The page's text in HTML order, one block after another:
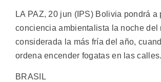
LA PAZ, 20 jun (IPS) Bolivia pondrá a
conciencia ambientalista la noche del
considerada la más fría del año,
ordena encender fogatas en las calles.
BRASIL